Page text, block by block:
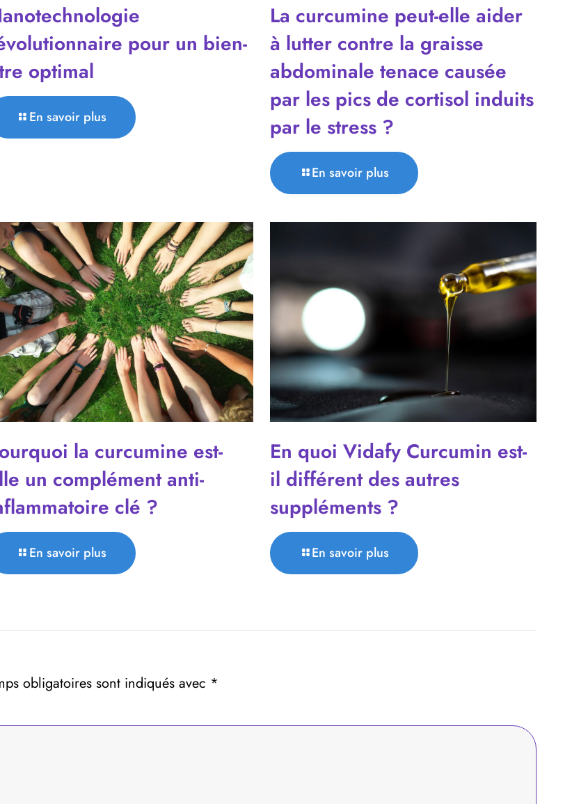
pour un bien-
optimal
En savoir plus
La curcumine peut-elle aider
à lutter contre la graisse
abdominale tenace causée
par les pics de cortisol induits
par le stress ?
En savoir plus
la curcumine est-
un complément anti-
clé ?
En savoir plus
En quoi Vidafy Curcumin est-
il différent des autres
suppléments ?
En savoir plus
obligatoires sont indiqués avec *